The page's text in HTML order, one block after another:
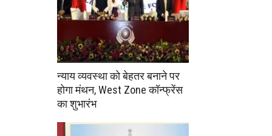
न्याय व्यवस्था को बेहतर बनाने पर
होगा मंथन, West Zone कॉन्फ्रेंस
का शुभारंभ